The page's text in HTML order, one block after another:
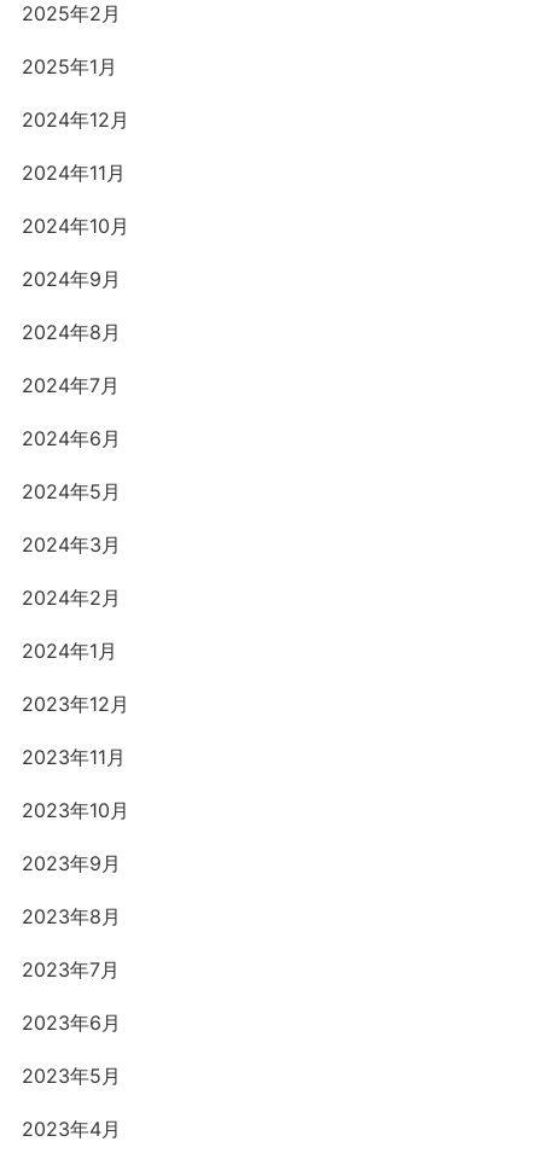
2025年2月
2025年1月
2024年12月
2024年11月
2024年10月
2024年9月
2024年8月
2024年7月
2024年6月
2024年5月
2024年3月
2024年2月
2024年1月
2023年12月
2023年11月
2023年10月
2023年9月
2023年8月
2023年7月
2023年6月
2023年5月
2023年4月